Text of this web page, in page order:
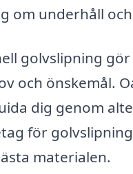
om underhåll
golvslipning
och önskemål.
dig genom
för
materialen.